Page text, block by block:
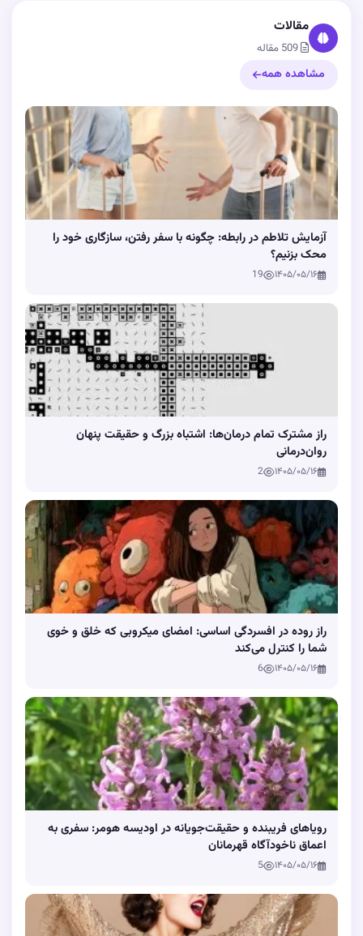
مقالات
مشاهده همه
آزمایش تلاطم در رابطه: چگونه با سفر رفتن، سازگاری خود را
محک بزنیم؟
۱۴۰۵/۰۵/۱۶ 19
راز مشترک تمام درمان‌ها: اشتباه بزرگ و حقیقت پنهان
روان‌درمانی
۱۴۰۵/۰۵/۱۶ 2
راز روده در افسردگی اساسی: امضای میکروبی که خلق و خوی
شما را کنترل می‌کند
۱۴۰۵/۰۵/۱۶ 6
رویاهای فریبنده و حقیقت‌جویانه در اودیسه هومر: سفری به
اعماق ناخودآگاه قهرمانان
۱۴۰۵/۰۵/۱۶ 5